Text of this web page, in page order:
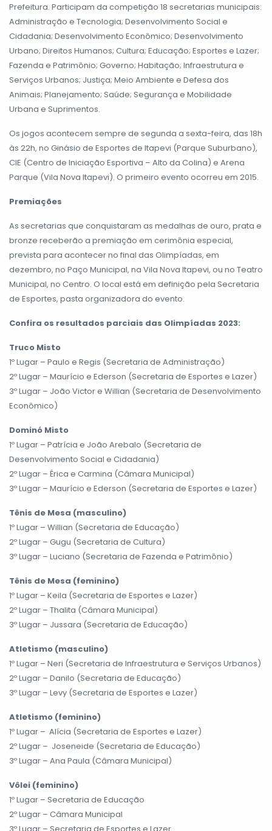
Prefeitura. Participam da competição 18 secretarias municipais:
Administração e Tecnologia; Desenvolvimento Social e
Cidadania; Desenvolvimento Econômico; Desenvolvimento
Urbano; Direitos Humanos; Cultura; Educação; Esportes e Lazer;
Fazenda e Patrimônio; Governo; Habitação; Infraestrutura e
Serviços Urbanos; Justiça; Meio Ambiente e Defesa dos
Animais; Planejamento; Saúde; Segurança e Mobilidade
Urbana e Suprimentos.
Os jogos acontecem sempre de segunda a sexta-feira, das 18h
às 22h, no Ginásio de Esportes de Itapevi (Parque Suburbano),
CIE (Centro de Iniciação Esportiva – Alto da Colina) e Arena
Parque (Vila Nova Itapevi). O primeiro evento ocorreu em 2015.
Premiações
As secretarias que conquistaram as medalhas de ouro, prata e
bronze receberão a premiação em cerimônia especial,
prevista para acontecer no final das Olimpíadas, em
dezembro, no Paço Municipal, na Vila Nova Itapevi, ou no Teatro
Municipal, no Centro. O local está em definição pela Secretaria
de Esportes, pasta organizadora do evento.
Confira os resultados parciais das Olimpíadas 2023:
Truco Misto
1º Lugar – Paulo e Regis (Secretaria de Administração)
2º Lugar – Maurício e Ederson (Secretaria de Esportes e Lazer)
3º Lugar – João Victor e Willian (Secretaria de Desenvolvimento
Econômico)
Dominó Misto
1º Lugar – Patrícia e João Arebalo (Secretaria de
Desenvolvimento Social e Cidadania)
2º Lugar – Érica e Carmina (Câmara Municipal)
3º Lugar – Maurício e Ederson (Secretaria de Esportes e Lazer)
Tênis de Mesa (masculino)
1º Lugar – Willian (Secretaria de Educação)
2º Lugar – Gugu (Secretaria de Cultura)
3º Lugar – Luciano (Secretaria de Fazenda e Patrimônio)
Tênis de Mesa (feminino)
1º Lugar – Keila (Secretaria de Esportes e Lazer)
2º Lugar – Thalita (Câmara Municipal)
3º Lugar – Jussara (Secretaria de Educação)
Atletismo (masculino)
1º Lugar – Neri (Secretaria de Infraestrutura e Serviços Urbanos)
2º Lugar – Danilo (Secretaria de Educação)
3º Lugar – Levy (Secretaria de Esportes e Lazer)
Atletismo (feminino)
1º Lugar – Alícia (Secretaria de Esportes e Lazer)
2º Lugar – Joseneide (Secretaria de Educação)
3º Lugar – Ana Paula (Câmara Municipal)
Vôlei (feminino)
1º Lugar – Secretaria de Educação
2º Lugar – Câmara Municipal
3º Lugar – Secretaria de Esportes e Lazer